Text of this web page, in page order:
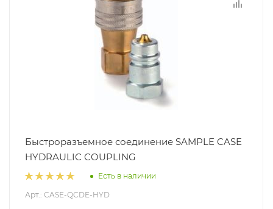
Быстроразъемное соединение SAMPLE CASE
HYDRAULIC COUPLING
Есть в наличии
Арт.: CASE-QCDE-HYD